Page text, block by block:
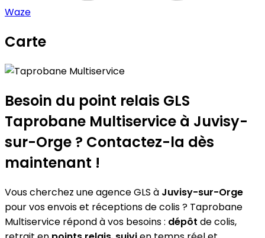
Waze
Carte
Taprobane Multiservice
+
−
Besoin du point relais GLS
Taprobane Multiservice à Juvisy-
sur-Orge ? Contactez-la dès
maintenant !
Vous cherchez une agence GLS à Juvisy-sur-Orge
pour vos envois et réceptions de colis ? Taprobane
Multiservice répond à vos besoins : dépôt de colis,